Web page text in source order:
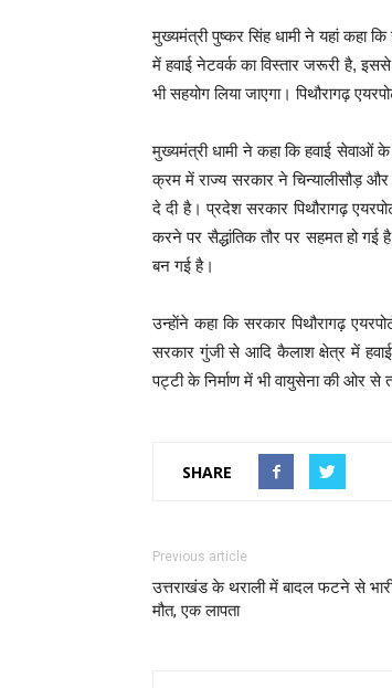
मुख्यमंत्री पुष्कर सिंह धामी ने यहां कहा
में हवाई नेटवर्क का विस्तार जरूरी है,
भी सहयोग लिया जाएगा। पिथौरागढ़
मुख्यमंत्री धामी ने कहा कि हवाई सेवाओं
क्रम में राज्य सरकार ने चिन्यालीसौड़ और
दे दी है। प्रदेश सरकार पिथौरागढ़
करने पर सैद्धांतिक तौर पर सहमत हो
बन गई है।
उन्हाेंने कहा कि सरकार पिथौरागढ़
सरकार गुंजी से आदि कैलाश क्षेत्र में
पट्टी के निर्माण में भी वायुसेना की ओर से
SHARE
Previous article
उत्तराखंड के थराली में बादल फटने से
मौत, एक लापता